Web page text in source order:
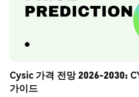
Cysic 가격 전망 2026-2030:
가이드